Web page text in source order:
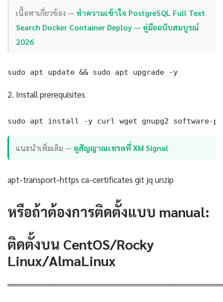
เนื้อหาเกี่ยวข้อง — ทำความเข้าใจ PostgreSQL Full Text
Search Docker Container Deploy — คู่มือฉบับสมบูรณ์
2026
sudo apt update && sudo apt upgrade -y
2. Install prerequisites
sudo apt install -y curl wget gnupg2 software-
แนะนำเพิ่มเติม — ดูสัญญาณเทรดที่ XM Signal
apt-transport-https ca-certificates git jq unzip
หรือถ้าต้องการติดตั้งแบบ manual:
ติดตั้งบน CentOS/Rocky
Linux/AlmaLinux